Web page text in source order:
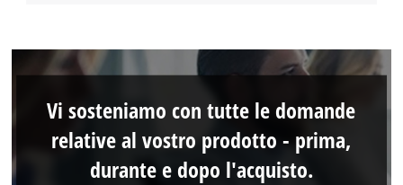
Vi sosteniamo con tutte le domande
relative al vostro prodotto - prima,
durante e dopo l'acquisto.